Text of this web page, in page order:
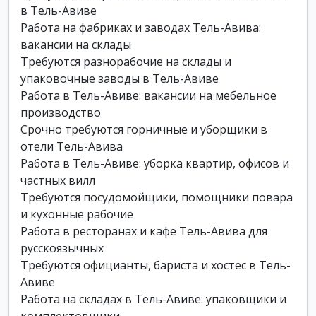
в Тель-Авиве
Работа на фабриках и заводах Тель-Авива:
вакансии на склады
Требуются разнорабочие на склады и
упаковочные заводы в Тель-Авиве
Работа в Тель-Авиве: вакансии на мебельное
производство
Срочно требуются горничные и уборщики в
отели Тель-Авива
Работа в Тель-Авиве: уборка квартир, офисов и
частных вилл
Требуются посудомойщики, помощники повара
и кухонные рабочие
Работа в ресторанах и кафе Тель-Авива для
русскоязычных
Требуются официанты, бариста и хостес в Тель-
Авиве
Работа на складах в Тель-Авиве: упаковщики и